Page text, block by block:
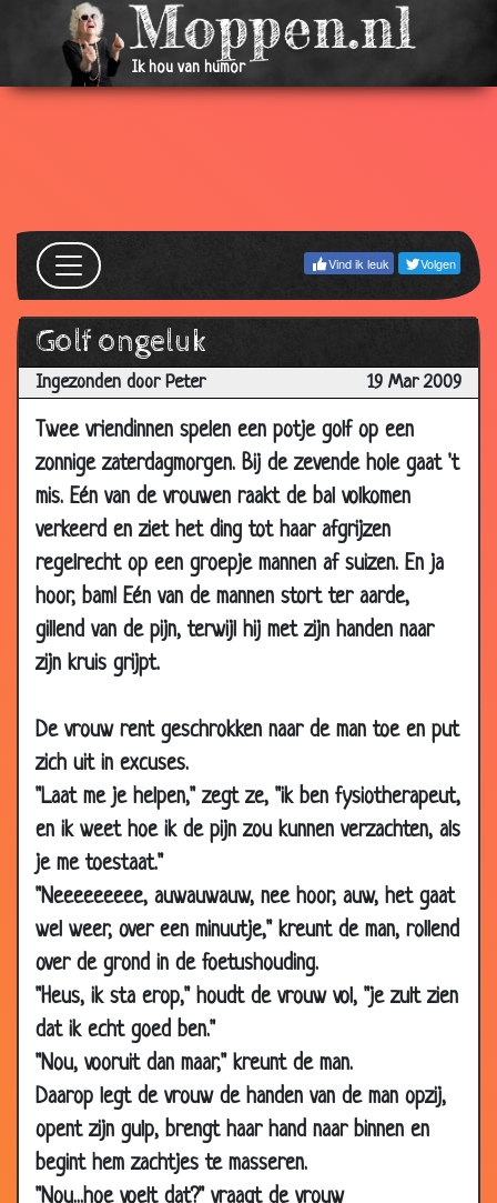
Ik hou van humor
Vind ik leuk Volgen
Golf ongeluk
Ingezonden door Peter 19 Mar 2009
Twee vriendinnen spelen een potje golf op een
zonnige zaterdagmorgen. Bij de zevende hole gaat 't
mis. Eén van de vrouwen raakt de bal volkomen
verkeerd en ziet het ding tot haar afgrijzen
regelrecht op een groepje mannen af suizen. En ja
hoor, bam! Eén van de mannen stort ter aarde,
gillend van de pijn, terwijl hij met zijn handen naar
zijn kruis grijpt.
De vrouw rent geschrokken naar de man toe en put
zich uit in excuses.
"Laat me je helpen," zegt ze, "ik ben fysiotherapeut,
en ik weet hoe ik de pijn zou kunnen verzachten, als
je me toestaat."
"Neeeeeeeee, auwauwauw, nee hoor, auw, het gaat
wel weer, over een minuutje," kreunt de man, rollend
over de grond in de foetushouding.
"Heus, ik sta erop," houdt de vrouw vol, "je zult zien
dat ik echt goed ben."
"Nou, vooruit dan maar," kreunt de man.
Daarop legt de vrouw de handen van de man opzij,
opent zijn gulp, brengt haar hand naar binnen en
begint hem zachtjes te masseren.
"Nou...hoe voelt dat?" vraagt de vrouw
06 Aug
2009
Vrouwelijke logica
20 Jul
Huwelijk proza 3.67
17 Jul
2009
Scheiden 3.73
14 Jul
2009
02 Jul
2009
Respect
08 Jun
2009
Man vast
08 Jun
Topless
02 Jun
2009
Batman 3.94
30 May
2009
Waarom houden vrouwen van katten ?
28 May
50 jaar geleden
24 May
2009
Loempia 3.74
23 May
2009
Vrouw ervandoor 2.97
22 May
2009
Verjaardagscadeau
22 May
2009
Op het werk 2.82
18 May
2009
Spaghetti 3.04
06 May
2009
Dijkstra in Parijs
22 Apr
2009
IKEA 3.49
20 Apr
Raad eens